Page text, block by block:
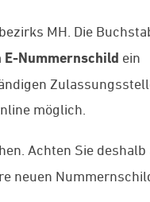
MH. Die
E-Nummernschild ein
möglich.
Achten Sie deshalb
neuen